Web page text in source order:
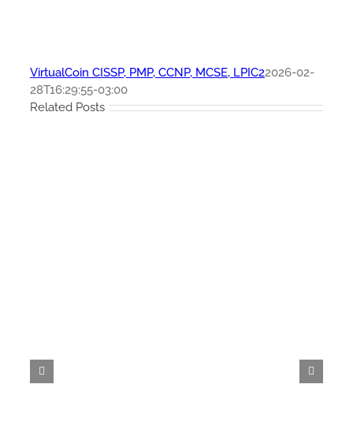
VirtualCoin CISSP, PMP, CCNP, MCSE, LPIC22026-02-
28T16:29:55-03:00
Related Posts